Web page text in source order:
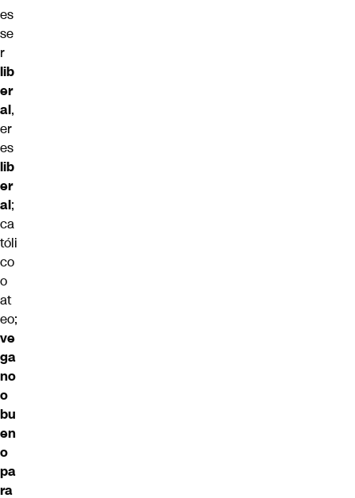
es
se
r
lib
er
al,
er
es
lib
er
al;
ca
tóli
co
o
at
eo;
ve
ga
no
o
bu
en
o
pa
ra